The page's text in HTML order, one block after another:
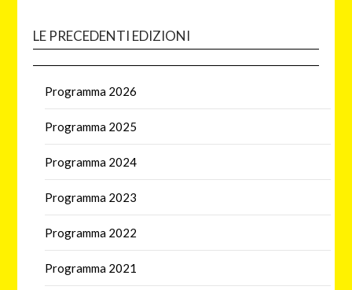
LE PRECEDENTI EDIZIONI
Programma 2026
Programma 2025
Programma 2024
Programma 2023
Programma 2022
Programma 2021